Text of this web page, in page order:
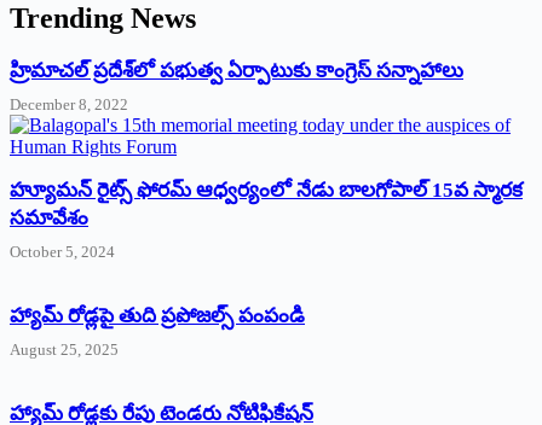
Trending News
‌హ్రిమాచల్‌ ‌ప్రదేశ్‌లో పభుత్వ ఏర్పాటుకు కాంగ్రెస్‌ ‌సన్నాహాలు
December 8, 2022
హ్యూమన్‌ రైట్స్‌ ఫోరమ్‌ ఆధ్వర్యంలో నేడు బాలగోపాల్‌ 15వ స్మారక
సమావేశం
October 5, 2024
హ్యామ్‌ రోడ్లపై తుది ప్రపోజల్స్‌ పంపండి
August 25, 2025
హ్యామ్‌ రోడ్లకు రేపు టెండరు నోటిఫికేషన్‌